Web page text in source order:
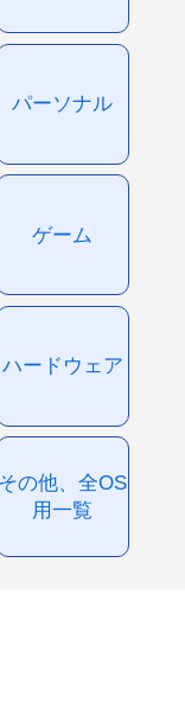
パーソナル
ゲーム
ハードウェア
その他、全OS
用一覧